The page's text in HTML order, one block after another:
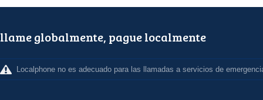
llame globalmente, pague localmente
Localphone no es adecuado para las llamadas a servicios de